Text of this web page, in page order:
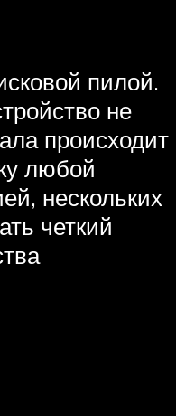
пилой.
не
происходит
любой
нескольких
четкий